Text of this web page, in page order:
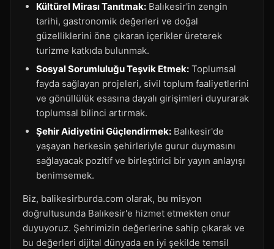
Kültürel Mirası Tanıtmak: Balıkesir'in zengin
tarihi, gastronomik değerleri ve doğal
güzelliklerini öne çıkaran içerikler üreterek
turizme katkıda bulunmak.
Sosyal Sorumluluğu Teşvik Etmek: Toplumsal
fayda sağlayan projeleri, sivil toplum faaliyetlerini
ve gönüllülük esasına dayalı girişimleri duyurarak
toplumsal bilinci artırmak.
Şehir Aidiyetini Güçlendirmek: Balıkesir'de
yaşayan herkesin şehirleriyle gurur duymasını
sağlayacak pozitif ve birleştirici bir yayın anlayışı
benimsemek.
Biz, balikesirburda.com olarak, bu misyon
doğrultusunda Balıkesir'e hizmet etmekten onur
duyuyoruz. Şehrimizin değerlerine sahip çıkarak ve
bu değerleri dijital dünyada en iyi şekilde temsil